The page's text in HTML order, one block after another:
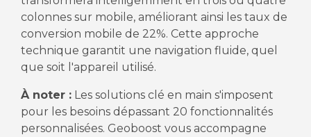
colonnes sur mobile, améliorant ainsi les taux de
conversion mobile de 22%. Cette approche
technique garantit une navigation fluide, quel
que soit l'appareil utilisé.
À noter :Les solutions clé en main s'imposent
pour les besoins dépassant 20 fonctionnalités
personnalisées. Geoboost vous accompagne